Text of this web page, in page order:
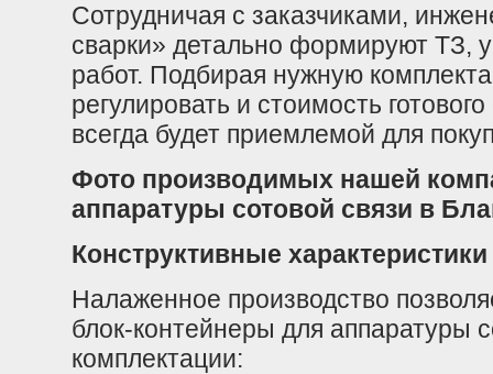
Сотрудничая с заказчиками,
сварки» детально формируют ТЗ,
работ. Подбирая нужную
регулировать и стоимость
всегда будет приемлемой для
Фото производимых нашей
аппаратуры сотовой связи в
Конструктивные характеристики
Налаженное производство
блок-контейнеры для аппаратуры
комплектации: